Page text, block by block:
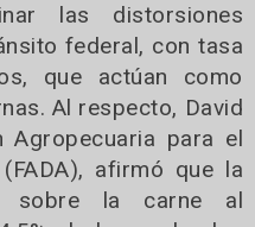
las distorsiones
federal, con tasa
que actúan como
Al respecto, David
Agropecuaria para el
afirmó que la
sobre la carne al